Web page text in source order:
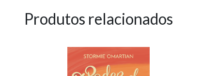
Produtos relacionados